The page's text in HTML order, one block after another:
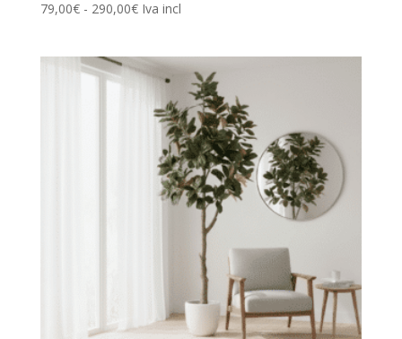
79,00€ - 290,00€Rango
desde
hasta
290,00€
Iva incl